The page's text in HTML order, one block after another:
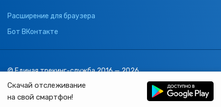
Скачай отслеживание
на свой смартфон!
Расширение для браузера
Бот ВКонтакте
© Единая трекинг-служба 2016 — 2026
support@1track.ru
1track.ru